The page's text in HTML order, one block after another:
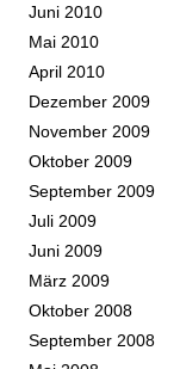
Juni 2010
Mai 2010
April 2010
Dezember 2009
November 2009
Oktober 2009
September 2009
Juli 2009
Juni 2009
März 2009
Oktober 2008
September 2008